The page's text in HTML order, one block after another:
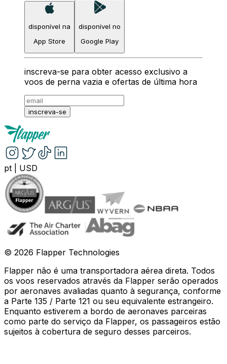
disponível na
App Store
disponível no
Google Play
inscreva-se para obter acesso exclusivo a
voos de perna vazia e ofertas de última hora
inscreva-se
pt USD
© 2026 Flapper Technologies
Flapper não é uma transportadora aérea direta. Todos
os voos reservados através da Flapper serão operados
por aeronaves avaliadas quanto à segurança, conforme
a Parte 135 / Parte 121 ou seu equivalente estrangeiro.
Enquanto estiverem a bordo de aeronaves parceiras
como parte do serviço da Flapper, os passageiros estão
sujeitos à cobertura de seguro desses parceiros.